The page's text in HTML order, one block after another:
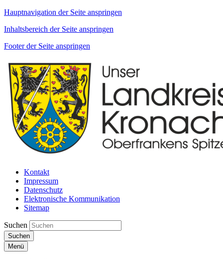
Hauptnavigation der Seite anspringen
Inhaltsbereich der Seite anspringen
Footer der Seite anspringen
Kontakt
Impressum
Datenschutz
Elektronische Kommunikation
Sitemap
Suchen
Suchen
Menü